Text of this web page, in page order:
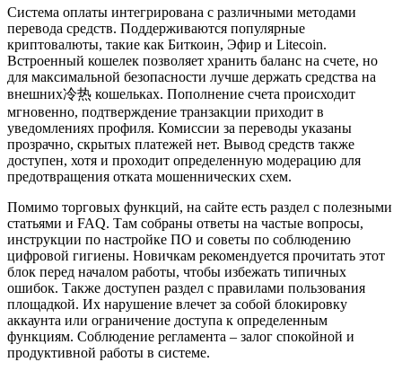
Система оплаты интегрирована с различными методами
перевода средств. Поддерживаются популярные
криптовалюты, такие как Биткоин, Эфир и Litecoin.
Встроенный кошелек позволяет хранить баланс на счете, но
для максимальной безопасности лучше держать средства на
внешних冷热 кошельках. Пополнение счета происходит
мгновенно, подтверждение транзакции приходит в
уведомлениях профиля. Комиссии за переводы указаны
прозрачно, скрытых платежей нет. Вывод средств также
доступен, хотя и проходит определенную модерацию для
предотвращения отката мошеннических схем.
Помимо торговых функций, на сайте есть раздел с полезными
статьями и FAQ. Там собраны ответы на частые вопросы,
инструкции по настройке ПО и советы по соблюдению
цифровой гигиены. Новичкам рекомендуется прочитать этот
блок перед началом работы, чтобы избежать типичных
ошибок. Также доступен раздел с правилами пользования
площадкой. Их нарушение влечет за собой блокировку
аккаунта или ограничение доступа к определенным
функциям. Соблюдение регламента – залог спокойной и
продуктивной работы в системе.